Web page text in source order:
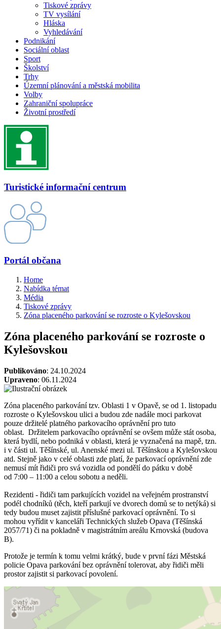
Tiskové zprávy
TV vysílání
Hláska
Vyhledávání
Podnikání
Sociální oblast
Sport
Školství
Trhy
Územní plánování a městská mobilita
Volby
Zahraniční spolupráce
Životní prostředí
Turistické informační centrum
Portál občana
Home
Nabídka témat
Média
Tiskové zprávy
Zóna placeného parkování se rozroste o Kylešovskou
Zóna placeného parkování se rozroste o
Kylešovskou
Publikováno: 24.10.2024
Upraveno: 06.11.2024
Zóna placeného parkování tzv. Oblasti 1 v Opavě, se od 1. listopadu
rozroste o Kylešovskou ulici a budou zde nadále moci parkovat
pouze držitelé platného parkovacího oprávnění pro tuto
oblast. Držitelem parkovacího oprávnění se ovšem může stát osoba,
která bydlí, nebo podniká v oblasti, která je vyznačená na mapě, tzn.
i v části ul. Těšínské, ul. Anenské mezi ul. Těšínskou a Kylešovskou
atd. Stejně jako v celé oblasti zde platí, že parkovací oprávnění zde
nemusí mít řidiči pro svá vozidla od pondělí do pátku v době
od 7:00 – 11:00 a celou sobotu a neděli.
Rezidenti - řidiči tam parkujících vozidel na veřejném prostranství
podél chodníků (těch, kteří parkují ve dvorech domů se to netýká) si
tedy budou muset zajistit příslušné parkovací oprávnění. To si
mohou vyřídit v kanceláři Technických služeb Opava (Těšínská
2057/71) či na pokladně v magistrátním areálu Krnovská (budova
B).
Protože je termín k tomu velmi krátký, bude v první fázi Městská
policie Opava parkování bez oprávnění tolerovat, aby řidiči měli
prostor zajistit si parkovací povolení.